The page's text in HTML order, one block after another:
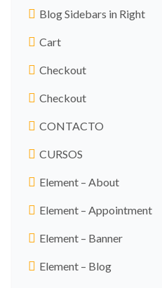
Blog Sidebars in Right
Cart
Checkout
Checkout
CONTACTO
CURSOS
Element – About
Element – Appointment
Element – Banner
Element – Blog